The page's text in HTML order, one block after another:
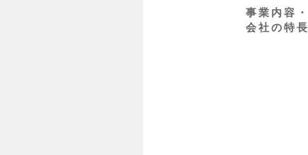
事業内容・
会社の特長